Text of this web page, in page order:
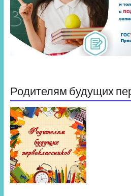
Родителям будущих